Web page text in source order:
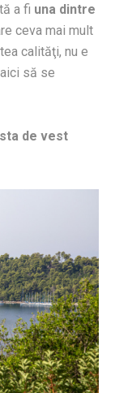
a fi una dintre
ceva mai mult
calităţi, nu e
să se
de vest